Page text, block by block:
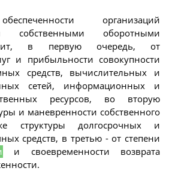
организаций
собственными оборотными
в первую очередь, от
и прибыльности совокупности
средств, вычислительных и
сетей, информационных и
ресурсов, во вторую
и маневренности собственного
структуры долгосрочных и
средств, в третью - от степени
и своевременности возврата